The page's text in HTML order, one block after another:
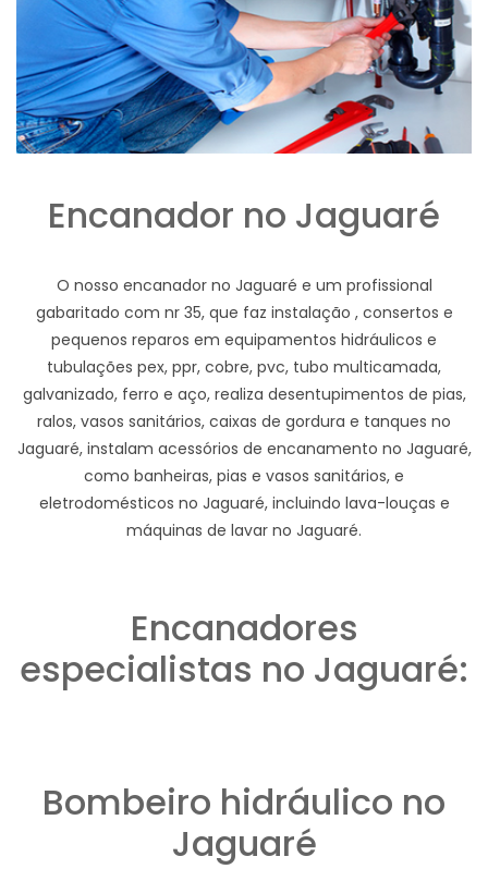
Encanador no Jaguaré
O nosso encanador no Jaguaré e um profissional
gabaritado com nr 35, que faz instalação , consertos e
pequenos reparos em equipamentos hidráulicos e
tubulações pex, ppr, cobre, pvc, tubo multicamada,
galvanizado, ferro e aço, realiza desentupimentos de pias,
ralos, vasos sanitários, caixas de gordura e tanques no
Jaguaré, instalam acessórios de encanamento no Jaguaré,
como banheiras, pias e vasos sanitários, e
eletrodomésticos no Jaguaré, incluindo lava-louças e
máquinas de lavar no Jaguaré.
Encanadores
especialistas no Jaguaré:
Bombeiro hidráulico no
Jaguaré